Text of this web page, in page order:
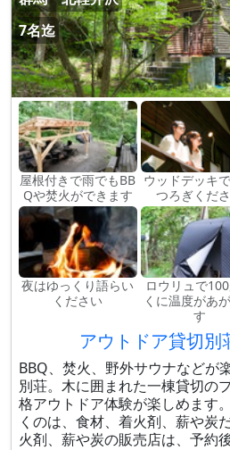
7名迄
屋根付きで雨でもBB
Qや焚火ができます
ウッドデッキ
つろぎくだ
夜はゆっくり語らい
ください
ロウリュで
くに温度があ
す
アウトドア貸切別
BBQ、焚火、野外サウナなどが
別荘。木に囲まれた一棟貸切の
格アウトドア体験が楽しめます
くのは、食材、着火剤、薪や炭
火剤、薪や炭の販売店は、予約